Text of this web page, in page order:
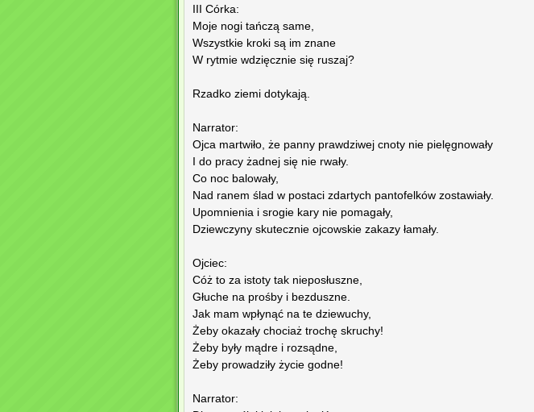
III Córka:
Moje nogi tańczą same,
Wszystkie kroki są im znane
W rytmie wdzięcznie się ruszaj?
Rzadko ziemi dotykają.
Narrator:
Ojca martwiło, że panny prawdziwej cnoty nie pielęgnowały
I do pracy żadnej się nie rwały.
Co noc balowały,
Nad ranem ślad w postaci zdartych pantofelków zostawiały.
Upomnienia i srogie kary nie pomagały,
Dziewczyny skutecznie ojcowskie zakazy łamały.
Ojciec:
Cóż to za istoty tak nieposłuszne,
Głuche na prośby i bezduszne.
Jak mam wpłynąć na te dziewuchy,
Żeby okazały chociaż trochę skruchy!
Żeby były mądre i rozsądne,
Żeby prowadziły życie godne!
Narrator: